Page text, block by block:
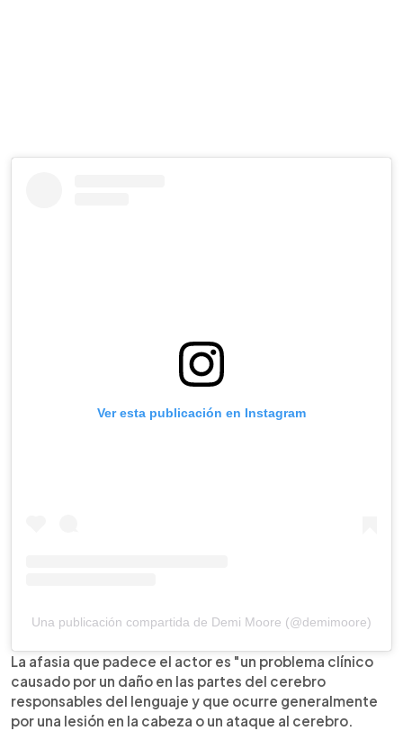
Ver esta publicación en Instagram
Una publicación compartida de Demi Moore (@demimoore)
La afasia que padece el actor es "un problema clínico
causado por un daño en las partes del cerebro
responsables del lenguaje y que ocurre generalmente
por una lesión en la cabeza o un ataque al cerebro.